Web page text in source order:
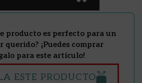
producto es perfecto para un
querido? ¡Puedes comprar
para este artículo!
ESTE PRODUCTO